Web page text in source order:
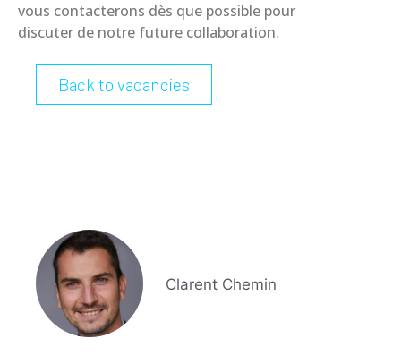
vous contacterons dès que possible pour
discuter de notre future collaboration.
Back to vacancies
Clarent Chemin